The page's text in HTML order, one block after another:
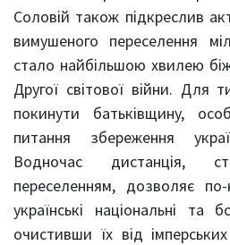
Соловій також підкреслив
вимушеного переселення
стало найбільшою хвилею
Другої світової війни. Для
покинути батьківщину,
питання збереження
Водночас дистанція,
переселенням, дозволяє
українські національні та
очистивши їх від